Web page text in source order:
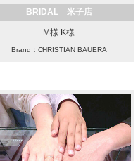
BRIDAL 米子店
M様 K様
Brand：CHRISTIAN BAUERA